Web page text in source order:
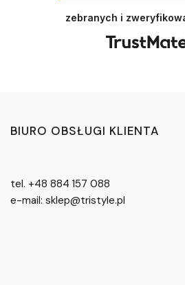
zebranych i
BIURO OBSŁUGI KLIENTA
tel. +48 884 157 088
e-mail: sklep@tristyle.pl